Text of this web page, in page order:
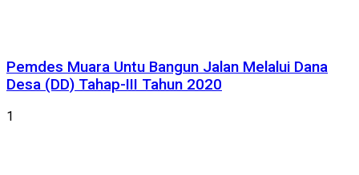
Pemdes Muara Untu Bangun Jalan Melalui Dana
Desa (DD) Tahap-III Tahun 2020
1